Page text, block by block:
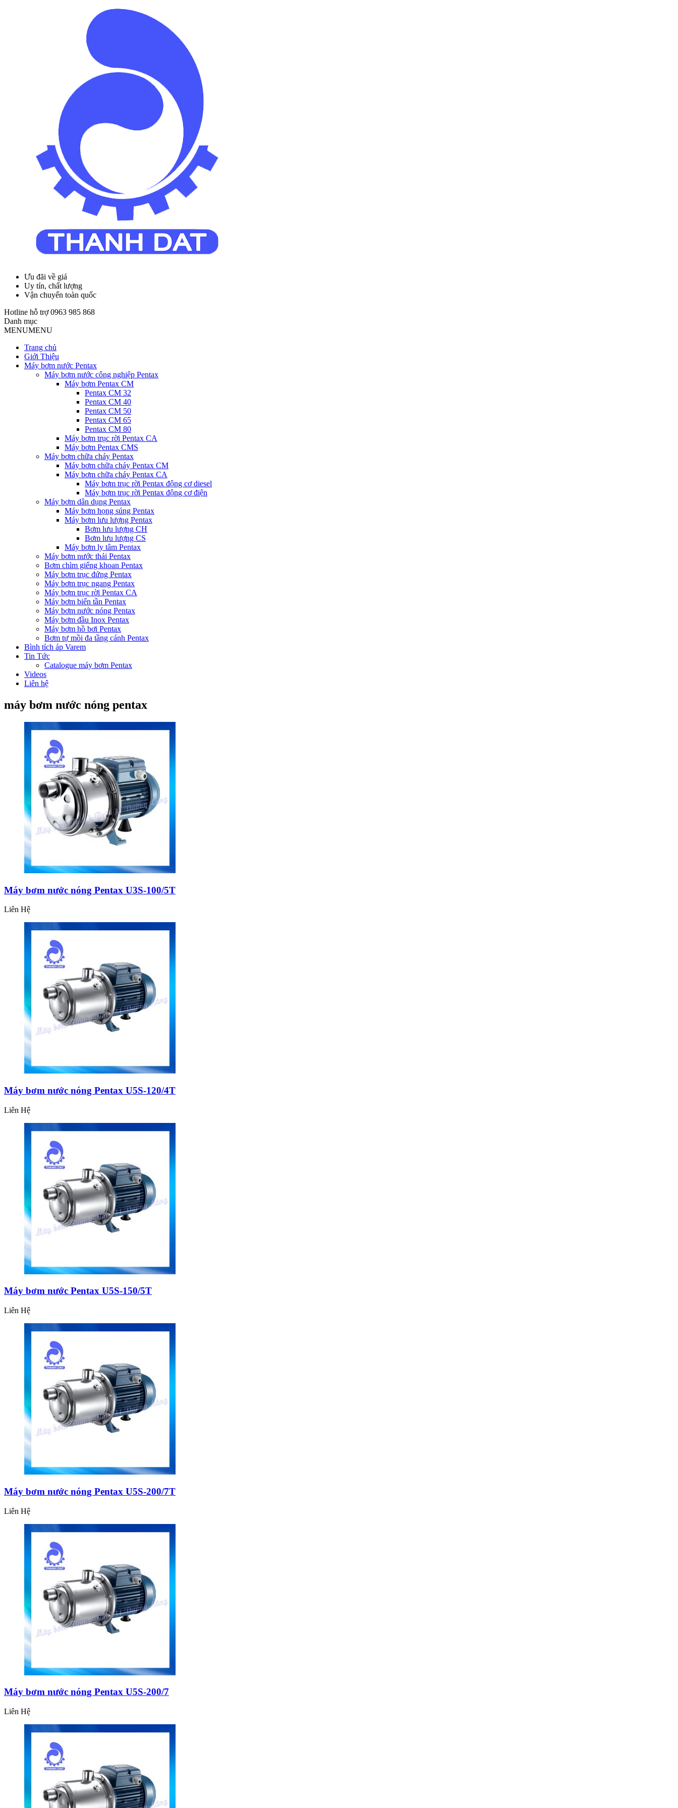
Ưu đãi về giá
Uy tín, chất lượng
Vận chuyển toàn quốc
Hotline hỗ trợ 0963 985 868
Danh mục
MENUMENU
Trang chủ
Giới Thiệu
Máy bơm nước Pentax
Máy bơm nước công nghiệp Pentax
Máy bơm Pentax CM
Pentax CM 32
Pentax CM 40
Pentax CM 50
Pentax CM 65
Pentax CM 80
Máy bơm trục rời Pentax CA
Máy bơm Pentax CMS
Máy bơm chữa cháy Pentax
Máy bơm chữa cháy Pentax CM
Máy bơm chữa cháy Pentax CA
Máy bơm trục rời Pentax động cơ diesel
Máy bơm trục rời Pentax động cơ điện
Máy bơm dân dụng Pentax
Máy bơm họng súng Pentax
Máy bơm lưu lượng Pentax
Bơm lưu lượng CH
Bơm lưu lượng CS
Máy bơm ly tâm Pentax
Máy bơm nước thải Pentax
Bơm chìm giếng khoan Pentax
Máy bơm trục đứng Pentax
Máy bơm trục ngang Pentax
Máy bơm trục rời Pentax CA
Máy bơm biến tần Pentax
Máy bơm nước nóng Pentax
Máy bơm đầu Inox Pentax
Máy bơm hồ bơi Pentax
Bơm tự mồi đa tầng cánh Pentax
Bình tích áp Varem
Tin Tức
Catalogue máy bơm Pentax
Videos
Liên hệ
máy bơm nước nóng pentax
Máy bơm nước nóng Pentax U3S-100/5T
Liên Hệ
Máy bơm nước nóng Pentax U5S-120/4T
Liên Hệ
Máy bơm nước Pentax U5S-150/5T
Liên Hệ
Máy bơm nước nóng Pentax U5S-200/7T
Liên Hệ
Máy bơm nước nóng Pentax U5S-200/7
Liên Hệ